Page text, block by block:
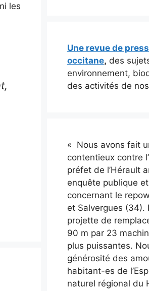
les
Une revue de
occitane, des
environnement,
des activités de
« Nous avons fait
contentieux contre
préfet de l’Hérault
enquête publique
concernant le
et Salvergues (34).
projette de
90 m par 23
plus puissantes.
générosité des
habitant-es de
naturel régional du